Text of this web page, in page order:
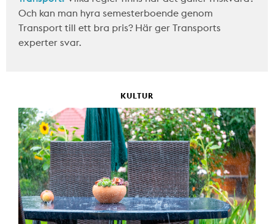
Och kan man hyra semesterboende genom
Transport till ett bra pris? Här ger Transports
experter svar.
KULTUR